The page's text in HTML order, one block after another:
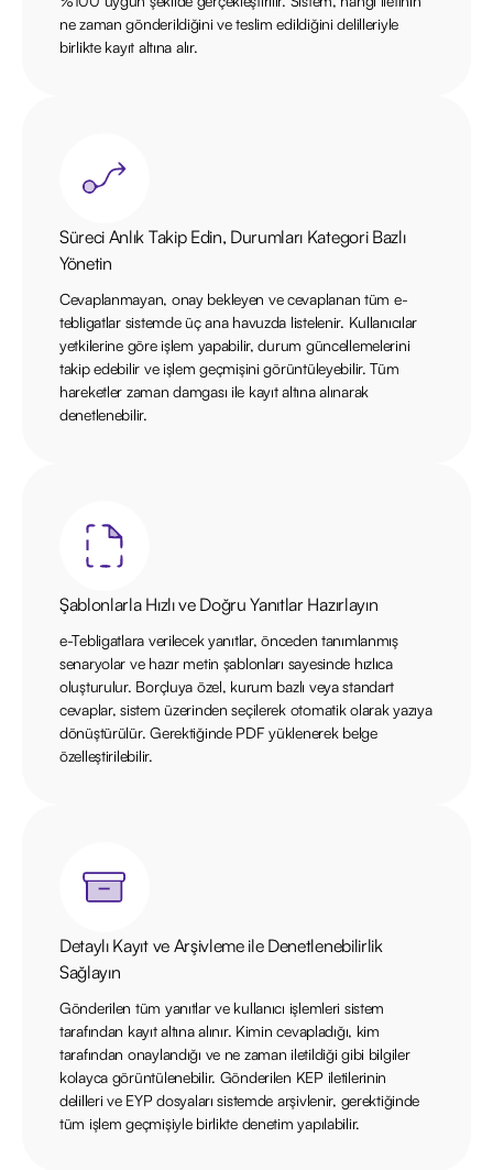
ne zaman gönderildiğini ve teslim edildiğini delilleriyle
birlikte kayıt altına alır.
Süreci Anlık Takip Edin, Durumları Kategori Bazlı
Yönetin
Cevaplanmayan, onay bekleyen ve cevaplanan tüm e-
tebligatlar sistemde üç ana havuzda listelenir. Kullanıcılar
yetkilerine göre işlem yapabilir, durum güncellemelerini
takip edebilir ve işlem geçmişini görüntüleyebilir. Tüm
hareketler zaman damgası ile kayıt altına alınarak
denetlenebilir.
Şablonlarla Hızlı ve Doğru Yanıtlar Hazırlayın
e-Tebligatlara verilecek yanıtlar, önceden tanımlanmış
senaryolar ve hazır metin şablonları sayesinde hızlıca
oluşturulur. Borçluya özel, kurum bazlı veya standart
cevaplar, sistem üzerinden seçilerek otomatik olarak yazıya
dönüştürülür. Gerektiğinde PDF yüklenerek belge
özelleştirilebilir.
Detaylı Kayıt ve Arşivleme ile Denetlenebilirlik
Sağlayın
Gönderilen tüm yanıtlar ve kullanıcı işlemleri sistem
tarafından kayıt altına alınır. Kimin cevapladığı, kim
tarafından onaylandığı ve ne zaman iletildiği gibi bilgiler
kolayca görüntülenebilir. Gönderilen KEP iletilerinin
delilleri ve EYP dosyaları sistemde arşivlenir, gerektiğinde
tüm işlem geçmişiyle birlikte denetim yapılabilir.